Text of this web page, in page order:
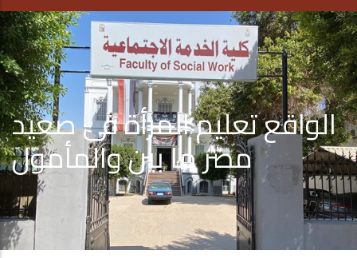
الواقع تعليم المرأة فى صعيد
مصر ما بين والمأمول